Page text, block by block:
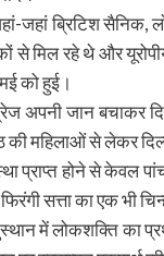
जहां ब्रिटिश सैनिक,
से मिल रहे थे और
को हुई।
अपनी जान बचाकर
की महिलाओं से लेकर
प्राप्त होने से केवल
सत्ता का एक भी
में लोकशक्ति का